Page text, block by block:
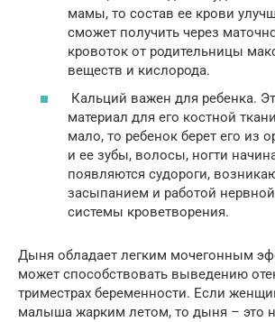
мамы, то состав ее крови
сможет получить через
кровоток от родительницы
веществ и кислорода.
Кальций важен для ребенка.
материал для его костной
мало, то ребенок берет его из
и ее зубы, волосы, ногти
появляются судороги,
засыпанием и работой
системы кроветворения.
Дыня обладает легким мочегонным
может способствовать выведению
триместрах беременности. Если
малыша жарким летом, то дыня – это